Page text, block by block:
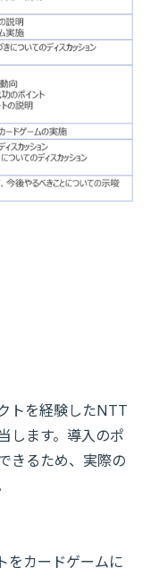
トを経験したNTT
します。導入のポ
きるため、実際の
をカードゲームに